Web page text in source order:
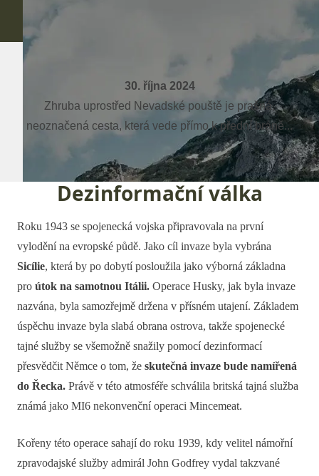
30. října 2024
Zhruba uprostřed Nevadské pouště je prašná,
neoznačená cesta, která vede přímo k přední bráně...
Dezinformační válka
Roku 1943 se spojenecká vojska připravovala na první
vylodění na evropské půdě. Jako cíl invaze byla vybrána
Sicílie, která by po dobytí posloužila jako výborná základna
pro útok na samotnou Itálii. Operace Husky, jak byla invaze
nazvána, byla samozřejmě držena v přísném utajení. Základem
úspěchu invaze byla slabá obrana ostrova, takže spojenecké
tajné služby se všemožně snažily pomocí dezinformací
přesvědčit Němce o tom, že skutečná invaze bude namířená
do Řecka. Právě v této atmosféře schválila britská tajná služba
známá jako MI6 nekonvenční operaci Mincemeat.
Kořeny této operace sahají do roku 1939, kdy velitel námořní
zpravodajské služby admirál John Godfrey vydal takzvané